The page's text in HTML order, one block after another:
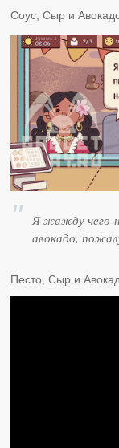
Соус, Сыр и
Я жажду чего-
авокадо,
Песто, Сыр и